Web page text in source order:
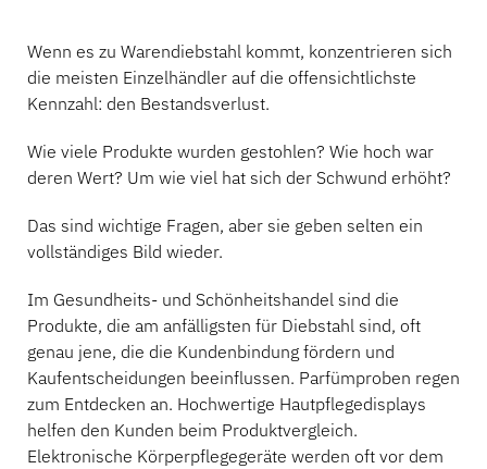
Sport und Unterhaltung
Gastgewerbe und Restaurants
Fixture Builders
Sensor-Tags und Detacher
Verkaufsstelle
Katalog
Nachrichten
Wenn es zu Warendiebstahl kommt, konzentrieren sich
die meisten Einzelhändler auf die offensichtlichste
Kennzahl: den Bestandsverlust.
Wie viele Produkte wurden gestohlen? Wie hoch war
deren Wert? Um wie viel hat sich der Schwund erhöht?
Das sind wichtige Fragen, aber sie geben selten ein
vollständiges Bild wieder.
Im Gesundheits- und Schönheitshandel sind die
Produkte, die am anfälligsten für Diebstahl sind, oft
genau jene, die die Kundenbindung fördern und
Kaufentscheidungen beeinflussen. Parfümproben regen
zum Entdecken an. Hochwertige Hautpflegedisplays
helfen den Kunden beim Produktvergleich.
Elektronische Körperpflegegeräte werden oft vor dem